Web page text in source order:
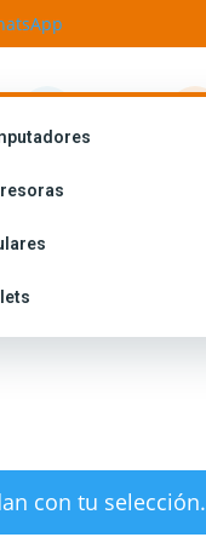
Ingresa a
con tu selección.